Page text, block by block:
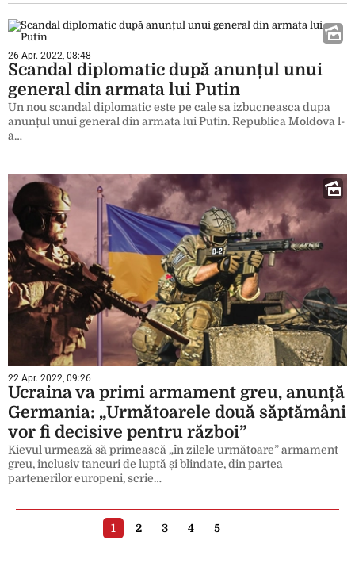
26 Apr. 2022, 08:48
Scandal diplomatic după anunțul unui
general din armata lui Putin
Un nou scandal diplomatic este pe cale sa izbucneasca dupa
anunțul unui general din armata lui Putin. Republica Moldova l-
a…
22 Apr. 2022, 09:26
Ucraina va primi armament greu, anunță
Germania: „Următoarele două săptămâni
vor fi decisive pentru război”
Kievul urmează să primească „în zilele următoare” armament
greu, inclusiv tancuri de luptă și blindate, din partea
partenerilor europeni, scrie…
1 2 3 4 5